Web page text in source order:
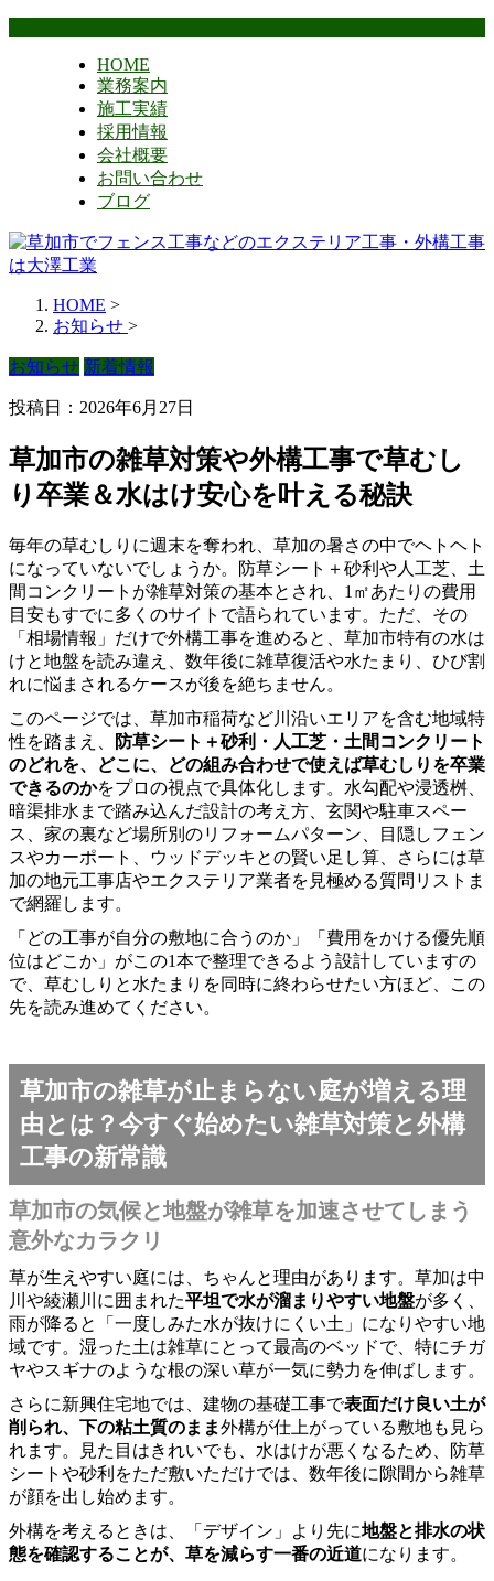
HOME
業務案内
施工実績
採用情報
会社概要
お問い合わせ
ブログ
HOME >
お知らせ >
お知らせ 新着情報
投稿日：2026年6月27日
草加市の雑草対策や外構工事で草むし
り卒業＆水はけ安心を叶える秘訣
毎年の草むしりに週末を奪われ、草加の暑さの中でヘトヘト
になっていないでしょうか。防草シート＋砂利や人工芝、土
間コンクリートが雑草対策の基本とされ、1㎡あたりの費用
目安もすでに多くのサイトで語られています。ただ、その
「相場情報」だけで外構工事を進めると、草加市特有の水は
けと地盤を読み違え、数年後に雑草復活や水たまり、ひび割
れに悩まされるケースが後を絶ちません。
このページでは、草加市稲荷など川沿いエリアを含む地域特
性を踏まえ、
防草シート＋砂利・人工芝・土間コンクリート
のどれを、どこに、どの組み合わせで使えば草むしりを卒業
できるのかをプロの視点で具体化します。水勾配や浸透桝、
暗渠排水まで踏み込んだ設計の考え方、玄関や駐車スペー
ス、家の裏など場所別のリフォームパターン、目隠しフェン
スやカーポート、ウッドデッキとの賢い足し算、さらには草
加の地元工事店やエクステリア業者を見極める質問リストま
で網羅します。
「どの工事が自分の敷地に合うのか」「費用をかける優先順
位はどこか」がこの1本で整理できるよう設計していますの
で、草むしりと水たまりを同時に終わらせたい方ほど、この
先を読み進めてください。
草加市の雑草が止まらない庭が増える理
由とは？今すぐ始めたい雑草対策と外構
工事の新常識
草加市の気候と地盤が雑草を加速させてしまう
意外なカラクリ
草が生えやすい庭には、ちゃんと理由があります。草加は中
川や綾瀬川に囲まれた平坦で水が溜まりやすい地盤が多く、
雨が降ると「一度しみた水が抜けにくい土」になりやすい地
域です。湿った土は雑草にとって最高のベッドで、特にチガ
ヤやスギナのような根の深い草が一気に勢力を伸ばします。
さらに新興住宅地では、建物の基礎工事で表面だけ良い土が
削られ、下の粘土質のまま外構が仕上がっている敷地も見ら
れます。見た目はきれいでも、水はけが悪くなるため、防草
シートや砂利をただ敷いただけでは、数年後に隙間から雑草
が顔を出し始めます。
外構を考えるときは、「デザイン」より先に地盤と排水の状
態を確認することが、草を減らす一番の近道になります。